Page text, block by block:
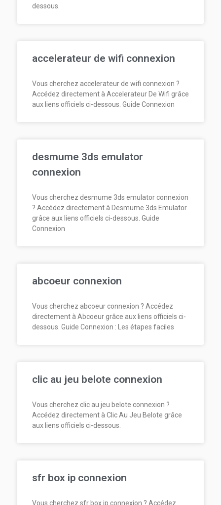
dessous.
accelerateur de wifi connexion
Vous cherchez accelerateur de wifi connexion ?
Accédez directement à Accelerateur De Wifi grâce
aux liens officiels ci-dessous. Guide Connexion
desmume 3ds emulator
connexion
Vous cherchez desmume 3ds emulator connexion
? Accédez directement à Desmume 3ds Emulator
grâce aux liens officiels ci-dessous. Guide
Connexion
abcoeur connexion
Vous cherchez abcoeur connexion ? Accédez
directement à Abcoeur grâce aux liens officiels ci-
dessous. Guide Connexion : Les étapes faciles
clic au jeu belote connexion
Vous cherchez clic au jeu belote connexion ?
Accédez directement à Clic Au Jeu Belote grâce
aux liens officiels ci-dessous.
sfr box ip connexion
Vous cherchez sfr box ip connexion ? Accédez